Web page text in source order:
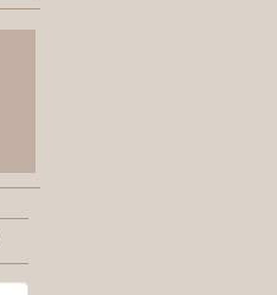
Type 2 or more characters